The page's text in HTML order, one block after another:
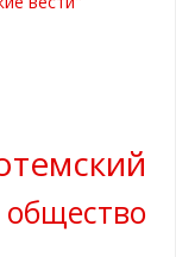
общество